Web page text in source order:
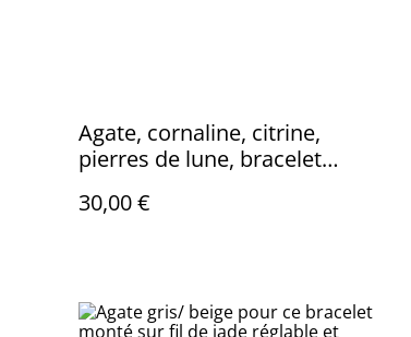
Agate, cornaline, citrine,
pierres de lune, bracelet
30,00 €